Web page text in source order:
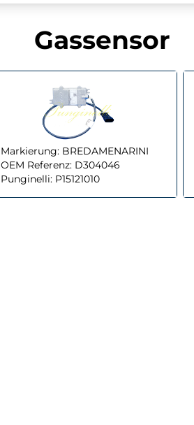
Gassensor
Markierung: BREDAMENARINI
OEM Referenz: D304046
Punginelli: P15121010